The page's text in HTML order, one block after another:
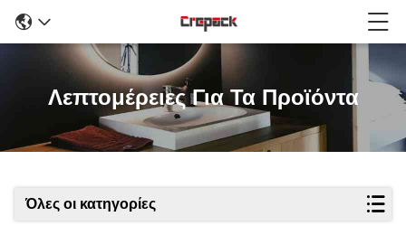
Λεπτομέρειες Για Τα Προϊόντα
Όλες οι κατηγορίες